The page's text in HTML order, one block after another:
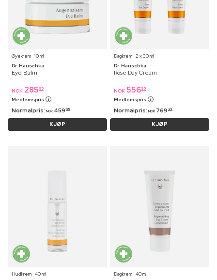
Øyekrem ⋅ 10 ml
Dr. Hauschka
Eye Balm
NOK 285 95
Medlemspris
Normalpris: NOK 459 95
KJØP
Dagkrem ⋅ 2 x 30 ml
Dr. Hauschka
Rose Day Cream
NOK 55695
Medlemspris
Normalpris: NOK 769 95
KJØP
Hudkrem ⋅ 40 ml
Dagkrem ⋅ 40 ml